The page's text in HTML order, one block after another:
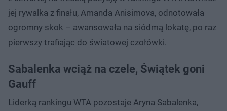
jej rywalka z finału, Amanda Anisimova, odnotowała
ogromny skok – awansowała na siódmą lokatę, po raz
pierwszy trafiając do światowej czołówki.
Sabalenka wciąż na czele, Świątek goni
Gauff
Liderką rankingu WTA pozostaje Aryna Sabalenka,